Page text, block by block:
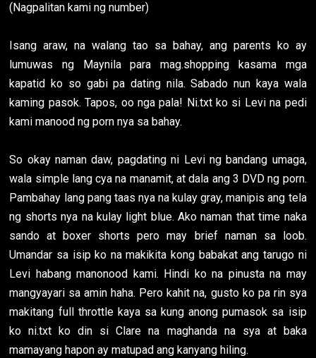
(Nagpalitan kami ng number)
Isang araw, na walang tao sa bahay, ang parents ko ay
lumuwas ng Maynila para mag.shopping kasama mga
kapatid ko so gabi pa dating nila. Sabado nun kaya wala
kaming pasok. Tapos, oo nga pala! Ni.txt ko si Levi na pedi
kami manood ng porn nya sa bahay.
So okay naman daw, pagdating ni Levi ng bandang umaga,
wala simple lang cya na manamit, at dala ang 3 DVD ng porn.
Pambahay lang pang taas nya na kulay gray, manipis ang tela
ng shorts nya na kulay light blue. Ako naman that time naka
sando at boxer shorts pero may brief naman sa loob.
Umandar sa isip ko na makikita kong babakat ang tarugo ni
Levi habang manonood kami. Hindi ko na pinusta na may
mangyayari sa amin haha. Pero kahit na, gusto ko pa rin sya
makitang full throttle kaya sa kung anong pumasok sa isip
ko ni.txt ko din si Clare na maghanda na sya at baka
mamayang hapon ay matupad ang kanyang hiling.